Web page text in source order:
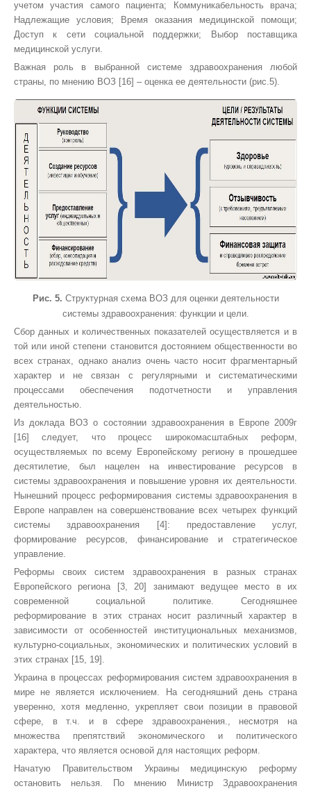
учетом участия самого пациента; Коммуникабельность врача;
Надлежащие условия; Время оказания медицинской помощи;
Доступ к сети социальной поддержки; Выбор поставщика
медицинской услуги.
Важная роль в выбранной системе здравоохранения любой
страны, по мнению ВОЗ [16] – оценка ее деятельности (рис.5).
Рис. 5. Структурная схема ВОЗ для оценки деятельности
системы здравоохранения: функции и цели.
Сбор данных и количественных показателей осуществляется и в
той или иной степени становится достоянием общественности во
всех странах, однако анализ очень часто носит фрагментарный
характер и не связан с регулярными и систематическими
процессами обеспечения подотчетности и управления
деятельностью.
Из доклада ВОЗ о состоянии здравоохранения в Европе 2009г
[16] следует, что процесс широкомасштабных реформ,
осуществляемых по всему Европейскому региону в прошедшее
десятилетие, был нацелен на инвестирование ресурсов в
системы здравоохранения и повышение уровня их деятельности.
Нынешний процесс реформирования системы здравоохранения в
Европе направлен на совершенствование всех четырех функций
системы здравоохранения [4]: предоставление услуг,
формирование ресурсов, финансирование и стратегическое
управление.
Реформы своих систем здравоохранения в разных странах
Европейского региона [3, 20] занимают ведущее место в их
современной социальной политике. Сегодняшнее
реформирование в этих странах носит различный характер в
зависимости от особенностей институциональных механизмов,
культурно-социальных, экономических и политических условий в
этих странах [15, 19].
Украина в процессах реформирования систем здравоохранения в
мире не является исключением. На сегодняшний день страна
уверенно, хотя медленно, укрепляет свои позиции в правовой
сфере, в т.ч. и в сфере здравоохранения., несмотря на
множества препятствий экономического и политического
характера, что является основой для настоящих реформ.
Начатую Правительством Украины медицинскую реформу
остановить нельзя. По мнению Министр Здравоохранения